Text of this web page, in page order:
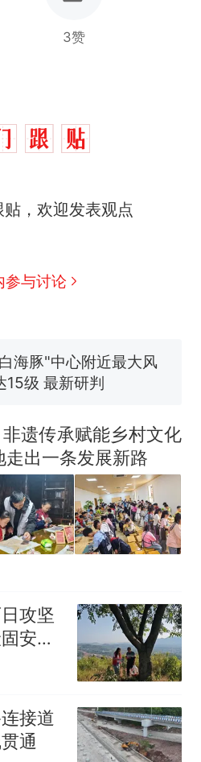
3赞
，欢迎发表观点
参与讨论
个在床头放菜刀的女孩，
凭视频评出？中国烹饪
一被第二名传话劝弃考
报
招聘，成立调查组全面
海豚"中心附近最大风
15级 最新研判
遗传承赋能乡村文化
出一条发展新路
攻坚
安青
接道
通